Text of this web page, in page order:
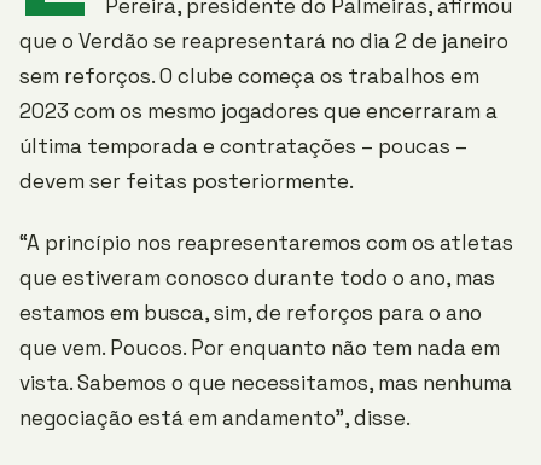
Pereira, presidente do Palmeiras, afirmou
que o Verdão se reapresentará no dia 2 de janeiro
sem reforços. O clube começa os trabalhos em
2023 com os mesmo jogadores que encerraram a
última temporada e contratações – poucas –
devem ser feitas posteriormente.
“A princípio nos reapresentaremos com os atletas
que estiveram conosco durante todo o ano, mas
estamos em busca, sim, de reforços para o ano
que vem. Poucos. Por enquanto não tem nada em
vista. Sabemos o que necessitamos, mas nenhuma
negociação está em andamento”, disse.